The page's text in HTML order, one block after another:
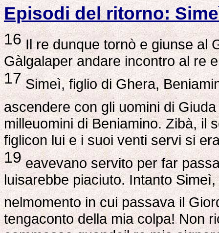
Episodi del ritorno:
16Il re dunque tornò e giunse al
Gàlgalaper andare incontro al re
17Simeì, figlio di Ghera,
ascendere con gli uomini di
milleuomini di Beniamino. Zibà, il
figlicon lui e i suoi venti servi si
19eavevano servito per far
luisarebbe piaciuto. Intanto
nelmomento in cui passava il
tengaconto della mia colpa! Non